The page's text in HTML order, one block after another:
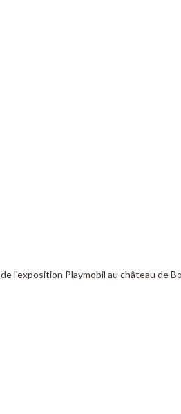
l'exposition Playmobil au château de